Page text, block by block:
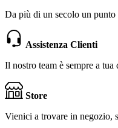
Da più di un secolo un
Assistenza Clienti
Il nostro team è sempre a tua
Store
Vienici a trovare in negozio,